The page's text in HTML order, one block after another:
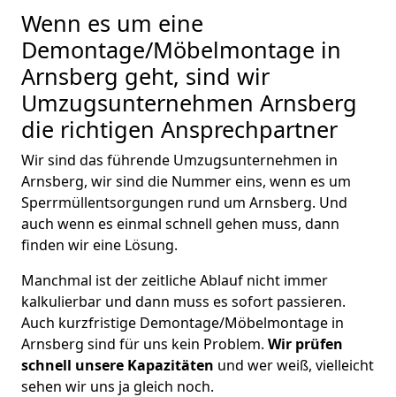
Wenn es um eine
Demontage/Möbelmontage in
Arnsberg geht, sind wir
Umzugsunternehmen Arnsberg
die richtigen Ansprechpartner
Wir sind das führende Umzugsunternehmen in
Arnsberg, wir sind die Nummer eins, wenn es um
Sperrmüllentsorgungen rund um Arnsberg. Und
auch wenn es einmal schnell gehen muss, dann
finden wir eine Lösung.
Manchmal ist der zeitliche Ablauf nicht immer
kalkulierbar und dann muss es sofort passieren.
Auch kurzfristige Demontage/Möbelmontage in
Arnsberg sind für uns kein Problem. Wir prüfen
schnell unsere Kapazitäten und wer weiß, vielleicht
sehen wir uns ja gleich noch.